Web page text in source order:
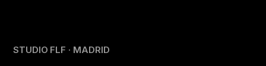
STUDIO FLF · MADRID